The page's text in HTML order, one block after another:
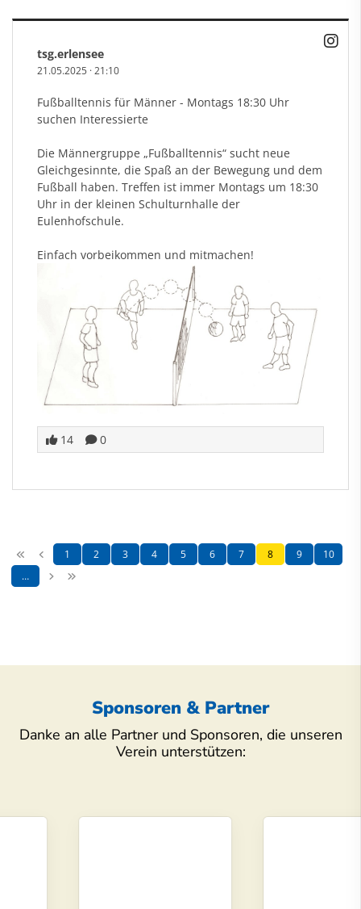
tsg.erlensee
21.05.2025 ·21:10
Fußballtennis für Männer - Montags 18:30 Uhr
suchen Interessierte
Die Männergruppe „Fußballtennis“ sucht neue
Gleichgesinnte, die Spaß an der Bewegung und dem
Fußball haben. Treffen ist immer Montags um 18:30
Uhr in der kleinen Schulturnhalle der
Eulenhofschule.
Einfach vorbeikommen und mitmachen!
14 0
1 2 3 4 5 6 7 8 9
10
…
Sponsoren & Partner
Danke an alle Partner und Sponsoren, die unseren
Verein unterstützen: